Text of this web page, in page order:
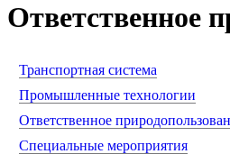
Ответственное
Транспортная система
Промышленные технологии
Ответственное
Специальные мероприятия